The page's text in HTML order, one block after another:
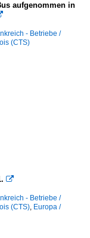
aufgenommen in
- Betriebe /
(CTS)

- Betriebe /
(CTS), Europa /